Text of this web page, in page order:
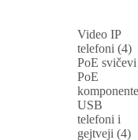
Video IP
telefoni (4)
PoE svičevi
PoE
komponente
USB
telefoni i
gejtveji (4)